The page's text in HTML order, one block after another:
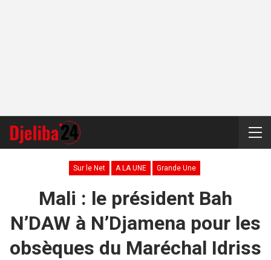
Sur le Net A LA UNE Grande Une
Mali : le président Bah
N’DAW à N’Djamena pour les
obsèques du Maréchal Idriss